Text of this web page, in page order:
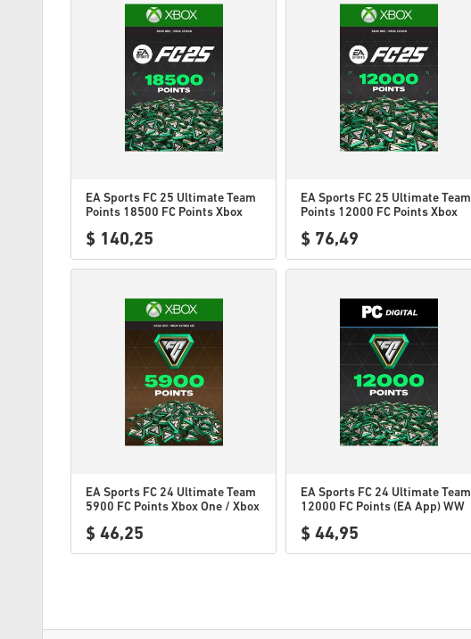
EA Sports FC 25 Ultimate Team
Points 18500 FC Points Xbox
$ 140,25
EA Sports FC 25 Ultimate Team
Points 12000 FC Points Xbox
$ 76,49
EA Sports FC 24 Ultimate Team
5900 FC Points Xbox One / Xbox
$ 46,25
EA Sports FC 24 Ultimate Team
12000 FC Points (EA App) WW
$ 44,95